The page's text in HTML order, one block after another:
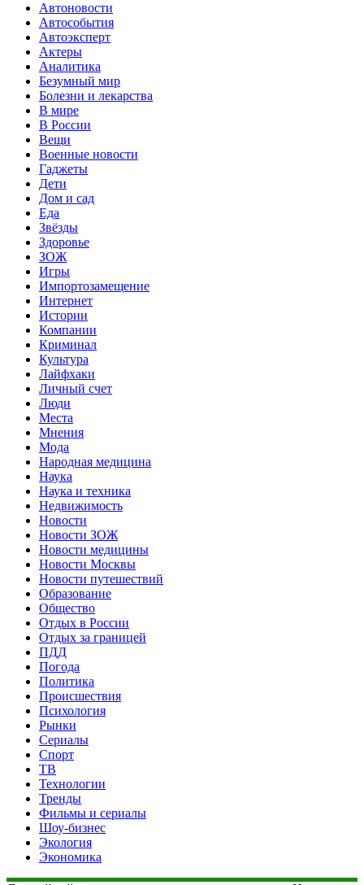
Автоновости
Автособытия
Автоэксперт
Актеры
Аналитика
Безумный мир
Болезни и лекарства
В мире
В России
Вещи
Военные новости
Гаджеты
Дети
Дом и сад
Еда
Звёзды
Здоровье
ЗОЖ
Игры
Импортозамещение
Интернет
Истории
Компании
Криминал
Культура
Лайфхаки
Личный счет
Люди
Места
Мнения
Мода
Народная медицина
Наука
Наука и техника
Недвижимость
Новости
Новости ЗОЖ
Новости медицины
Новости Москвы
Новости путешествий
Образование
Общество
Отдых в России
Отдых за границей
ПДД
Погода
Политика
Происшествия
Психология
Рынки
Сериалы
Спорт
ТВ
Технологии
Тренды
Фильмы и сериалы
Шоу-бизнес
Экология
Экономика